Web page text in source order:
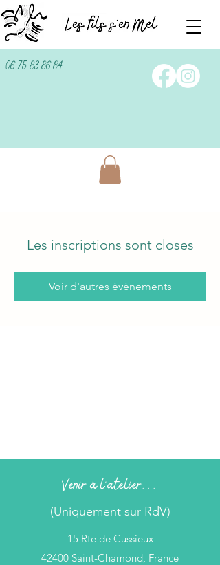
06 75 83 86 84
Les inscriptions sont closes
Voir d'autres événements
Venir à l'atelier...
(Uniquement sur RdV)
15 Rte de Cussieux
42400 Saint-Chamond, France